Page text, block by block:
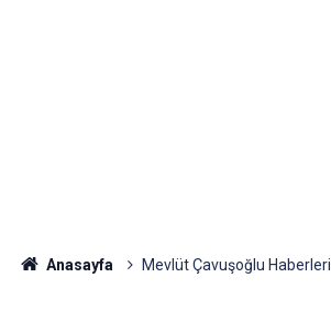
Anasayfa Mevlüt Çavuşoğlu Haberleri